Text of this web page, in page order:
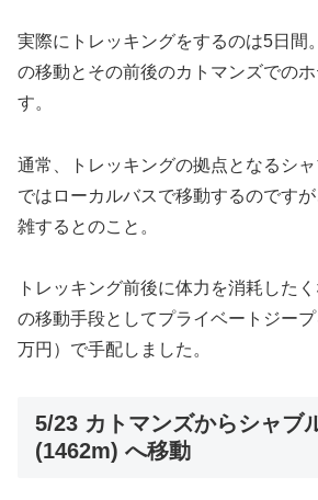
実際にトレッキングをするのは5日間
の移動とその前後のカトマンズでの
す。
通常、トレッキングの拠点となるシ
ではローカルバスで移動するのです
雑するとのこと。
トレッキング前後に体力を消耗した
の移動手段としてプライベートジー
万円）で手配しました。
5/23 カトマンズからシャブ
(1462m) へ移動